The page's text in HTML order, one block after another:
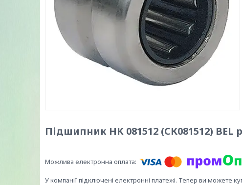
Підшипник HK 081512 (СК081512) BEL
У компанії підключені електронні платежі. Тепер ви можете